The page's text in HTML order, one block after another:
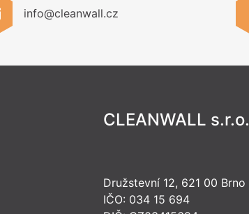
info@cleanwall.cz
CLEANWALL s.r.o.
Družstevní 12, 621 00 Brno
IČO: 034 15 694